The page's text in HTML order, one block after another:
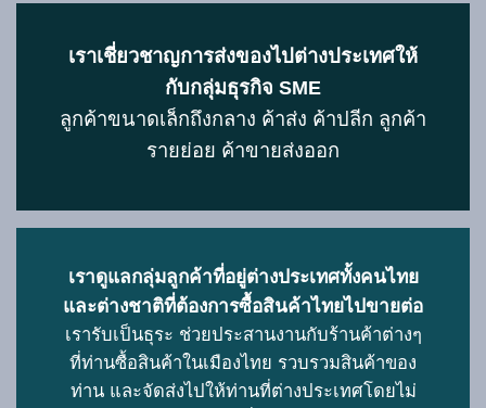
เราเชี่ยวชาญการส่งของไปต่างประเทศให้
กับกลุ่มธุรกิจ SME
ลูกค้าขนาดเล็กถึงกลาง ค้าส่ง ค้าปลีก ลูกค้า
รายย่อย ค้าขายส่งออก
เราดูแลกลุ่มลูกค้าที่อยู่ต่างประเทศทั้งคนไทย
และต่างชาติที่ต้องการซื้อสินค้าไทยไปขายต่อ
เรารับเป็นธุระ ช่วยประสานงานกับร้านค้าต่างๆ
ที่ท่านซื้อสินค้าในเมืองไทย รวบรวมสินค้าของ
ท่าน และจัดส่งไปให้ท่านที่ต่างประเทศโดยไม่